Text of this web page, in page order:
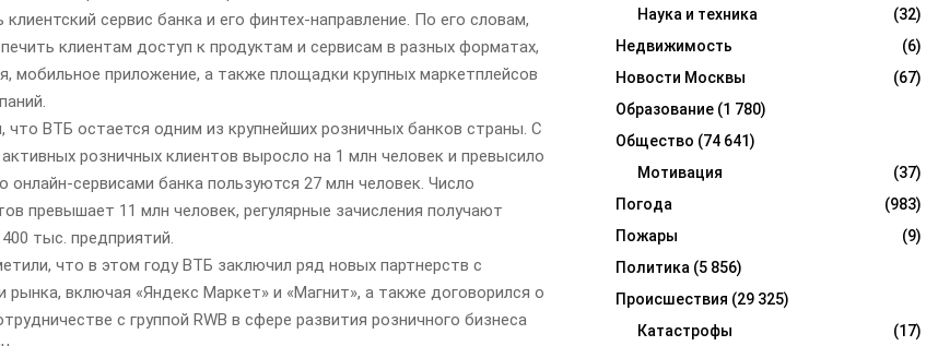
клиентский сервис банка и его финтех-направление. По его словам,
клиентам доступ к продуктам и сервисам в разных форматах,
мобильное приложение, а также площадки крупных маркетплейсов
что ВТБ остается одним из крупнейших розничных банков страны. С
розничных клиентов выросло на 1 млн человек и превысило
онлайн-сервисами банка пользуются 27 млн человек. Число
превышает 11 млн человек, регулярные зачисления получают
тыс. предприятий.
что в этом году ВТБ заключил ряд новых партнерств с
рынка, включая «Яндекс Маркет» и «Магнит», а также договорился о
с группой RWB в сфере развития розничного бизнеса
Наука и техника
(32)
Недвижимость
(6)
Новости Москвы
(67)
Образование (1 780)
Общество (74 641)
Мотивация
(37)
Погода
(983)
Пожары
(9)
Политика (5 856)
Происшествия (29 325)
Катастрофы
(17)